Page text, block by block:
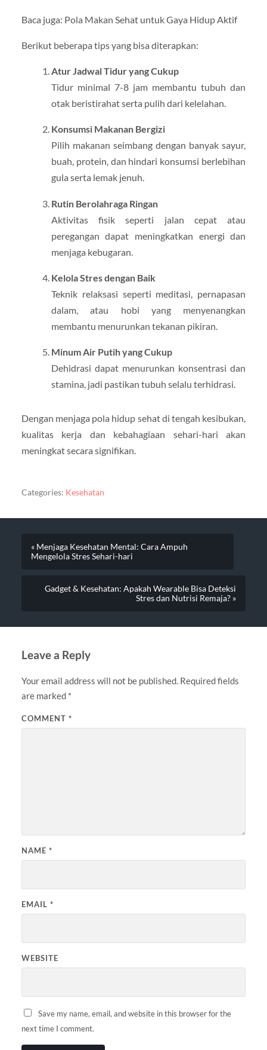
Baca juga: Pola Makan Sehat untuk Gaya Hidup Aktif
Berikut beberapa tips yang bisa diterapkan:
Atur Jadwal Tidur yang Cukup
Tidur minimal 7-8 jam membantu tubuh dan
otak beristirahat serta pulih dari kelelahan.
Konsumsi Makanan Bergizi
Pilih makanan seimbang dengan banyak sayur,
buah, protein, dan hindari konsumsi berlebihan
gula serta lemak jenuh.
Rutin Berolahraga Ringan
Aktivitas fisik seperti jalan cepat atau
peregangan dapat meningkatkan energi dan
menjaga kebugaran.
Kelola Stres dengan Baik
Teknik relaksasi seperti meditasi, pernapasan
dalam, atau hobi yang menyenangkan
membantu menurunkan tekanan pikiran.
Minum Air Putih yang Cukup
Dehidrasi dapat menurunkan konsentrasi dan
stamina, jadi pastikan tubuh selalu terhidrasi.
Dengan menjaga pola hidup sehat di tengah kesibukan,
kualitas kerja dan kebahagiaan sehari-hari akan
meningkat secara signifikan.
Categories: Kesehatan
« Menjaga Kesehatan Mental: Cara Ampuh
Mengelola Stres Sehari-hari
Gadget & Kesehatan: Apakah Wearable Bisa Deteksi
Stres dan Nutrisi Remaja? »
Leave a Reply
Your email address will not be published. Required fields
are marked *
COMMENT *
NAME *
EMAIL *
WEBSITE
Save my name, email, and website in this browser for the
next time I comment.